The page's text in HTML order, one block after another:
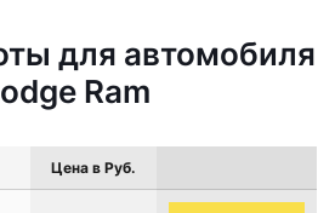
для автомобиля
Ram
Цена в Руб.